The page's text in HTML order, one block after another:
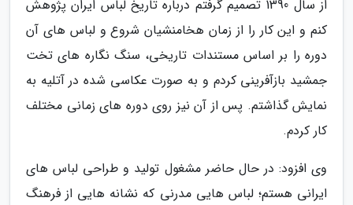
از سال 1390 تصمیم گرفتم درباره تاریخ لباس ایران پژوهش
کنم و این کار را از زمان هخامنشیان شروع و لباس های آن
دوره را بر اساس مستندات تاریخی، سنگ نگاره های تخت
جمشید بازآفرینی کردم و به صورت عکاسی شده در آتلیه به
نمایش گذاشتم. پس از آن نیز روی دوره های زمانی مختلف
کار کردم.
وی افزود: در حال حاضر مشغول تولید و طراحی لباس های
ایرانی هستم؛ لباس هایی مدرنی که نشانه هایی از فرهنگ